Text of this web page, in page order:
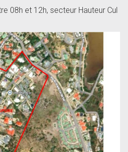
08h et 12h, secteur Hauteur Cul